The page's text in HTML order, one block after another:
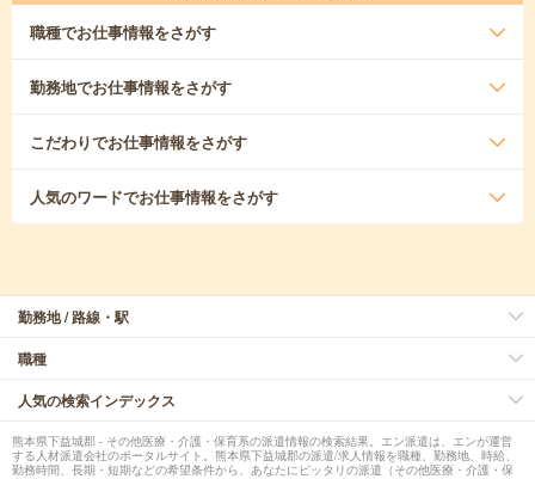
職種でお仕事情報をさがす
勤務地でお仕事情報をさがす
こだわりでお仕事情報をさがす
人気のワードでお仕事情報をさがす
勤務地 / 路線・駅
職種
人気の検索インデックス
熊本県下益城郡 - その他医療・介護・保育系の派遣情報の検索結果。エン派遣は、エンが運営
する人材派遣会社のポータルサイト。熊本県下益城郡の派遣/求人情報を職種、勤務地、時給、
勤務時間、長期・短期などの希望条件から、あなたにピッタリの派遣（その他医療・介護・保